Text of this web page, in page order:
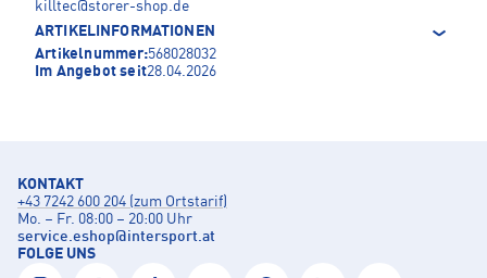
killtec@storer-shop.de
ARTIKELINFORMATIONEN
Artikelnummer:568028032
Im Angebot seit28.04.2026
KONTAKT
+43 7242 600 204 (zum Ortstarif)
Mo. – Fr. 08:00 – 20:00 Uhr
service.eshop@intersport.at
FOLGE UNS